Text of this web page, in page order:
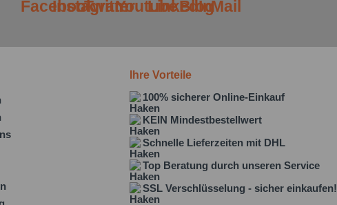
Ihre Vorteile
100% sicherer Online-Einkauf
KEIN Mindestbestellwert
Schnelle Lieferzeiten mit DHL
Top Beratung durch unseren Service
SSL Verschlüsselung - sicher einkaufen!